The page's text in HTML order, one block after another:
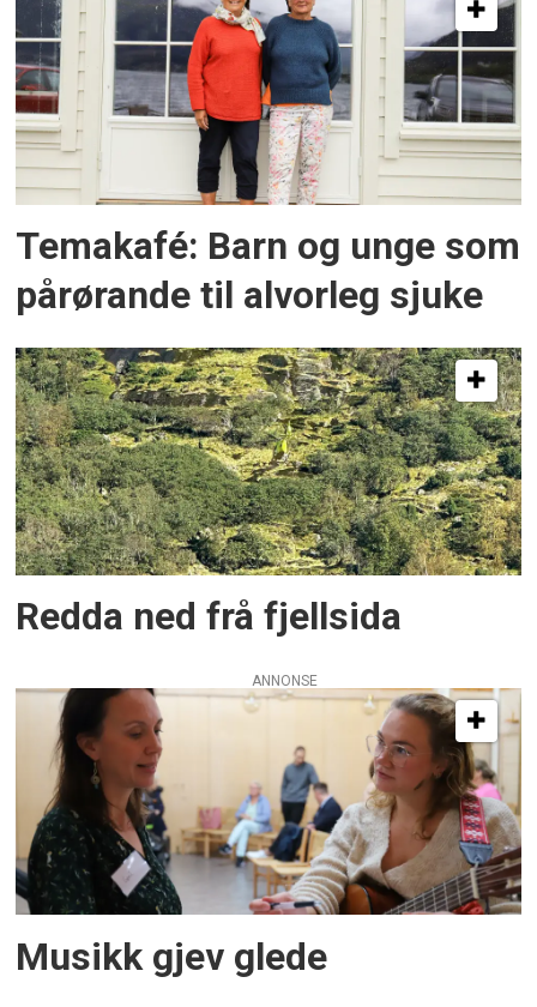
Temakafé: Barn og unge som
pårørande til alvorleg sjuke
Redda ned frå fjellsida
ANNONSE
Musikk gjev glede